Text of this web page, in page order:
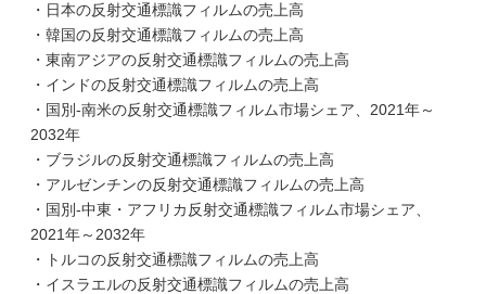
・日本の反射交通標識フィルムの売上高
・韓国の反射交通標識フィルムの売上高
・東南アジアの反射交通標識フィルムの売上高
・インドの反射交通標識フィルムの売上高
・国別-南米の反射交通標識フィルム市場シェア、2021年～
2032年
・ブラジルの反射交通標識フィルムの売上高
・アルゼンチンの反射交通標識フィルムの売上高
・国別-中東・アフリカ反射交通標識フィルム市場シェア、
2021年～2032年
・トルコの反射交通標識フィルムの売上高
・イスラエルの反射交通標識フィルムの売上高